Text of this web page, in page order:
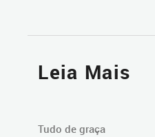
Leia Mais
Tudo de graça